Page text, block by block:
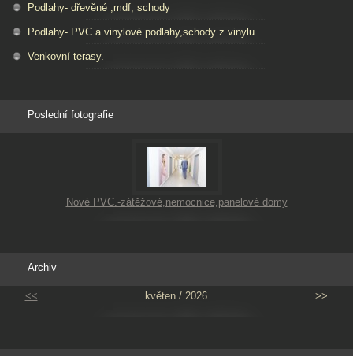
Podlahy- dřevěné ,mdf, schody
Podlahy- PVC a vinylové podlahy,schody z vinylu
Venkovní terasy.
Poslední fotografie
Nové PVC.-zátěžové,nemocnice,panelové domy
Archiv
<< květen / 2026 >>